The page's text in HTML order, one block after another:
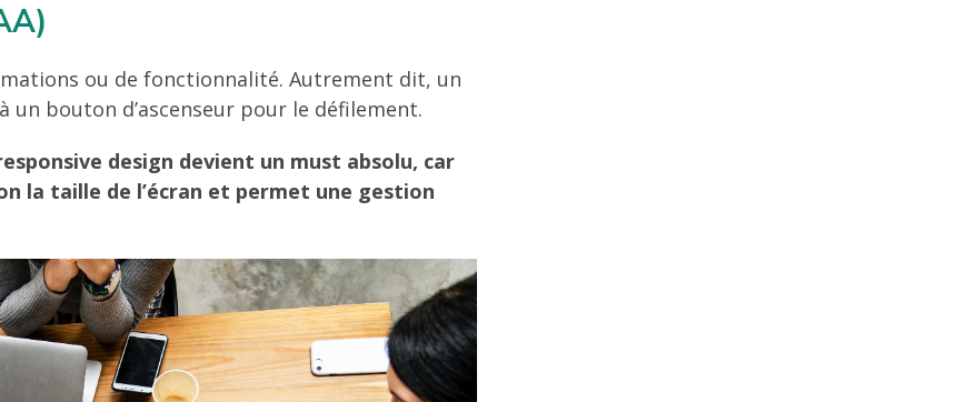
ou de fonctionnalité. Autrement dit, un
un bouton d’ascenseur pour le défilement.
design devient un must absolu, car
la taille de l’écran et permet une gestion